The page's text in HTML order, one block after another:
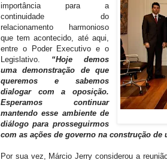
importância para a
continuidade do
relacionamento harmonioso
que tem acontecido, até aqui,
entre o Poder Executivo e o
Legislativo. “Hoje demos
uma demonstração de que
queremos e sabemos
dialogar com a oposição.
Esperamos continuar
mantendo esse ambiente de
diálogo para prosseguirmos
com as ações de governo na construção de
Por sua vez, Márcio Jerry considerou a